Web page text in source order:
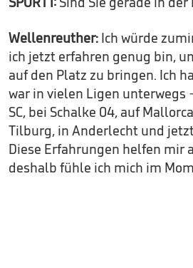
Wellenreuther: Ich würde
ich jetzt erfahren genug bin,
auf den Platz zu bringen. Ich
war in vielen Ligen unterwegs
SC, bei Schalke 04, auf
Tilburg, in Anderlecht und
Diese Erfahrungen helfen mir
deshalb fühle ich mich im